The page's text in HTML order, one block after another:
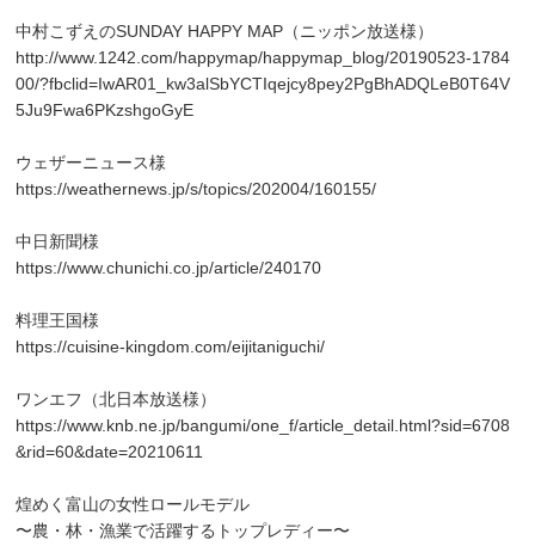
中村こずえのSUNDAY HAPPY MAP（ニッポン放送様）
http://www.1242.com/happymap/happymap_blog/20190523-1784
00/?fbclid=IwAR01_kw3alSbYCTIqejcy8pey2PgBhADQLeB0T64V
5Ju9Fwa6PKzshgoGyE
ウェザーニュース様
https://weathernews.jp/s/topics/202004/160155/
中日新聞様
https://www.chunichi.co.jp/article/240170
料理王国様
https://cuisine-kingdom.com/eijitaniguchi/
ワンエフ（北日本放送様）
https://www.knb.ne.jp/bangumi/one_f/article_detail.html?sid=6708
&rid=60&date=20210611
煌めく富山の女性ロールモデル
〜農・林・漁業で活躍するトップレディー〜